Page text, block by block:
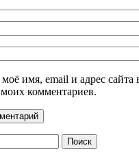
имя, email и адрес сайта
комментариев.